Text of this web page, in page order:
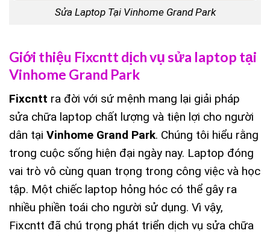
Sửa Laptop Tại Vinhome Grand Park
Giới thiệu Fixcntt dịch vụ sửa laptop tại
Vinhome Grand Park
Fixcntt ra đời với sứ mệnh mang lại giải pháp
sửa chữa laptop chất lượng và tiện lợi cho người
dân tại Vinhome Grand Park. Chúng tôi hiểu rằng
trong cuộc sống hiện đại ngày nay. Laptop đóng
vai trò vô cùng quan trọng trong công việc và học
tập. Một chiếc laptop hỏng hóc có thể gây ra
nhiều phiền toái cho người sử dụng. Vì vậy,
Fixcntt đã chú trọng phát triển dịch vụ sửa chữa